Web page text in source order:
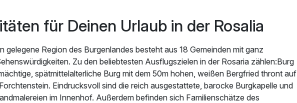
für Deinen Urlaub in der Rosalia
gelegene Region des Burgenlandes besteht aus 18 Gemeinden mit ganz
Zu den beliebtesten Ausflugszielen in der Rosaria zählen:Burg
spätmittelalterliche Burg mit dem 50m hohen, weißen Bergfried thront auf
Eindrucksvoll sind die reich ausgestattete, barocke Burgkapelle und
im Innenhof. Außerdem befinden sich Familienschätze des